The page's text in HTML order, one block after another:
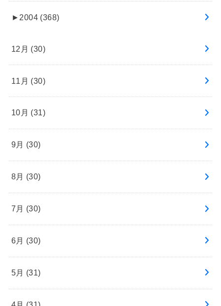
► 2004 (368)
12月 (30)
11月 (30)
10月 (31)
9月 (30)
8月 (30)
7月 (30)
6月 (30)
5月 (31)